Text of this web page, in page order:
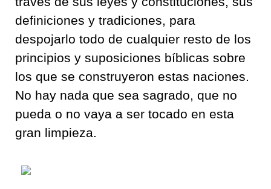
definiciones y tradiciones, para
despojarlo todo de cualquier resto de los
principios y suposiciones bíblicas sobre
los que se construyeron estas naciones.
No hay nada que sea sagrado, que no
pueda o no vaya a ser tocado en esta
gran limpieza.